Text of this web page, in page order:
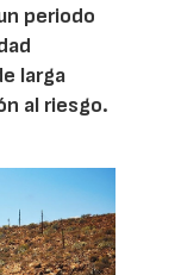
periodo
larga
al riesgo.